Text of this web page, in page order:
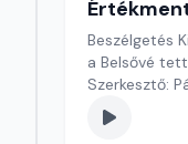
Beszélgetés
a Belsővé
Szerkesztő: